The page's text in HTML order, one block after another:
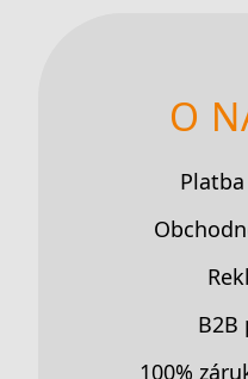
O
B2B
100%